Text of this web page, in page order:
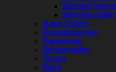
Stempel
Stempel
Aqua Colors
Droogbloemen
Pigmenten
Stickervellen
Strass
Paint